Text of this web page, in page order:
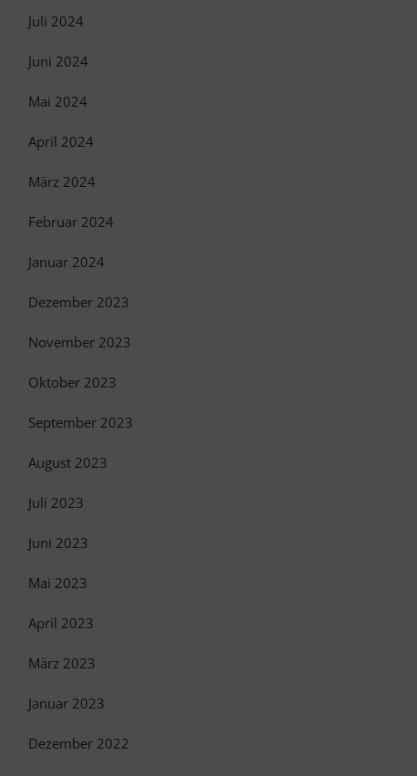
Juli 2024
Juni 2024
Mai 2024
April 2024
März 2024
Februar 2024
Januar 2024
Dezember 2023
November 2023
Oktober 2023
September 2023
August 2023
Juli 2023
Juni 2023
Mai 2023
April 2023
März 2023
Januar 2023
Dezember 2022